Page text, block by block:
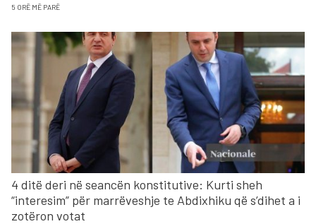
5 ORË MË PARË
4 ditë deri në seancën konstitutive: Kurti sheh
“interesim” për marrëveshje te Abdixhiku që s’dihet a i
zotëron votat